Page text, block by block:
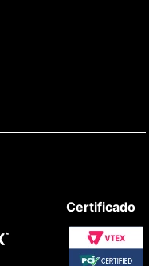
Certificado